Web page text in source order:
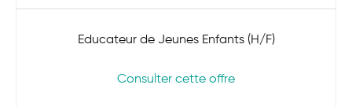
Educateur de Jeunes Enfants (H/F)
Consulter cette offre